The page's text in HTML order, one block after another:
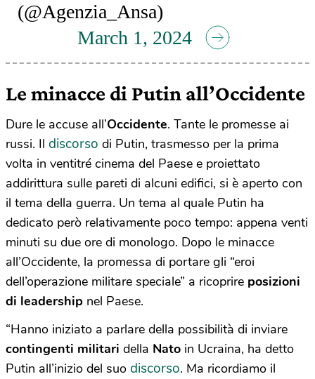
(@Agenzia_Ansa)
March 1, 2024
Le minacce di Putin all’Occidente
Dure le accuse all’Occidente. Tante le promesse ai
russi. Il discorso di Putin, trasmesso per la prima
volta in ventitré cinema del Paese e proiettato
addirittura sulle pareti di alcuni edifici, si è aperto con
il tema della guerra. Un tema al quale Putin ha
dedicato però relativamente poco tempo: appena venti
minuti su due ore di monologo. Dopo le minacce
all’Occidente, la promessa di portare gli “eroi
dell’operazione militare speciale” a ricoprire posizioni
di leadership nel Paese.
“Hanno iniziato a parlare della possibilità di inviare
contingenti militari della Nato in Ucraina, ha detto
Putin all’inizio del suo discorso. Ma ricordiamo il